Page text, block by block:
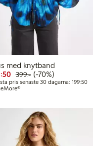
senaste 30 dagarna: 174,50 kr
med knytband
Rabatterat pris: 119,50
399:-Ordinarie pris:
70% rabatt
(-70%)
pris senaste 30 dagarna: 199:50